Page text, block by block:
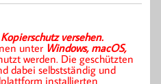
versehen.
unter Windows, macOS,
werden. Die geschützten
dabei selbstständig und
installierten